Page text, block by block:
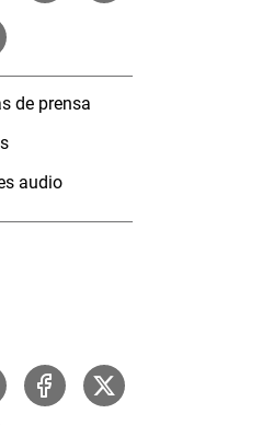
de prensa
audio